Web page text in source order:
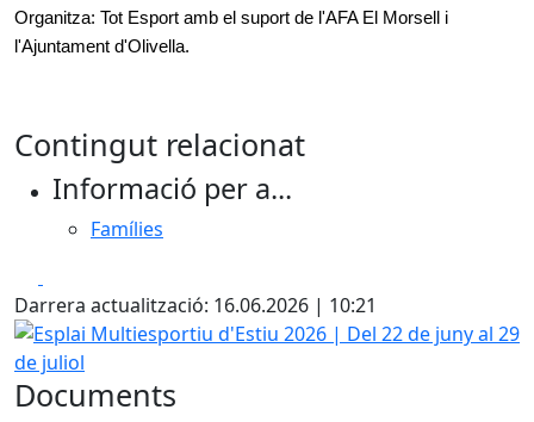
Organitza: Tot Esport amb el suport de l'AFA El Morsell i
l'Ajuntament d'Olivella.
Contingut relacionat
Informació per a...
Famílies
Darrera actualització: 16.06.2026 | 10:21
Esplai Multiesportiu d'Estiu 2026 | Del 22 de juny al 29 de
Documents